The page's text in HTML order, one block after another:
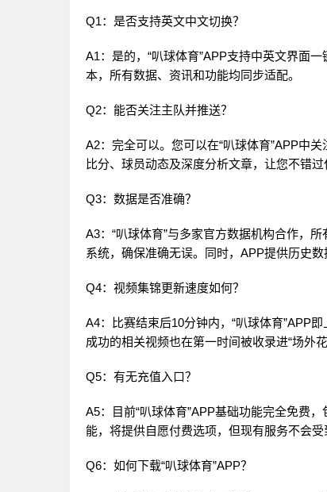
Q1：是否支持英文中文切换？
A1：是的，“叭球体育”APP支持中英文界面
本，所有数据、资讯和功能均同步适配。
Q2：能否关注主队并推送？
A2：完全可以。您可以在“叭球体育”APP中
比分、球员动态及深度分析文章，让您不错过
Q3：数据是否准确？
A3：“叭球体育”与多家官方数据机构合作，
系统，确保准确无误。同时，APP提供历史
Q4：视频集锦更新速度如何？
A4：比赛结束后10分钟内，“叭球体育”APP
成功的相关视频也在第一时间被收录进“场外花
Q5：有无充值入口？
A5：目前“叭球体育”APP基础功能完全免费
能，将提供自愿付费选项，但现有服务不会受
Q6：如何下载“叭球体育”APP？